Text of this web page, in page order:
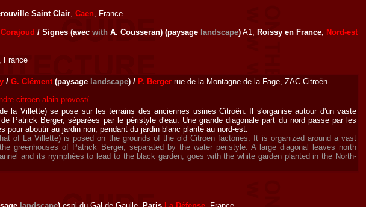
Saint Clair, Caen, France
/ Signes (avec with A. Cousseran) (paysage landscape) A1, Roissy en France, Nord-est
, France
/ G. Clément(paysage landscape) / P. Berger rue de la Montagne de la Fage, ZAC Citroën-
citroen-alain-provost/
la Villette) se pose sur les terrains des anciennes usines Citroën. Il s'organise autour d'un vaste
Patrick Berger, séparées par le péristyle d'eau. Une grande diagonale part du nord passe par les
aboutir au jardin noir, pendant du jardin blanc planté au nord-est.
of La Villette) is posed on the grounds of the old Citroen factories. It is organized around a vast
greenhouses of Patrick Berger, separated by the water peristyle. A large diagonal leaves north
and its nymphées to lead to the black garden, goes with the white garden planted in the North-